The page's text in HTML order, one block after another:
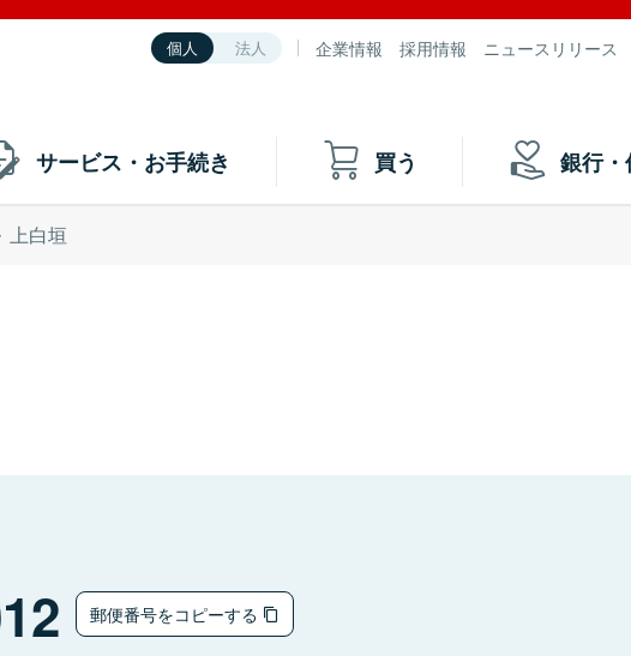
個人 法人 企業情報 採用情報 ニュースリリース
サービス・お手続き 買う 銀行
上白垣
郵便番号をコピーする